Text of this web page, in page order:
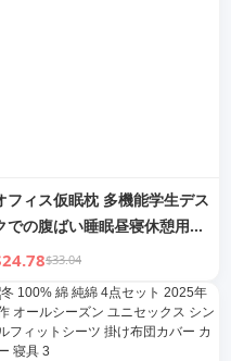
フィス仮眠枕 多機能学生デス
での腹ばい睡眠昼寝休憩用特
枕 投げ枕
$33.04